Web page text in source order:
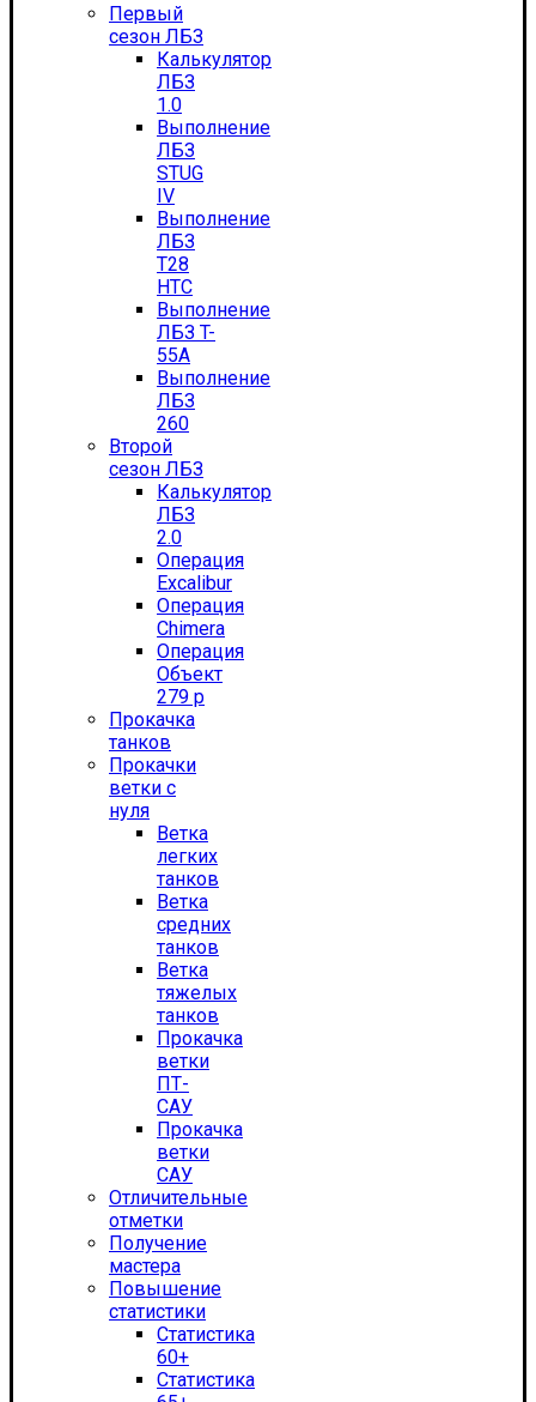
Первый
сезон ЛБЗ
Калькулятор
ЛБЗ
1.0
Выполнение
ЛБЗ
STUG
IV
Выполнение
ЛБЗ
T28
HTC
Выполнение
ЛБЗ T-
55А
Выполнение
ЛБЗ
260
Второй
сезон ЛБЗ
Калькулятор
ЛБЗ
2.0
Операция
Excalibur
Операция
Chimera
Операция
Объект
279 р
Прокачка
танков
Прокачки
ветки с
нуля
Ветка
легких
танков
Ветка
средних
танков
Ветка
тяжелых
танков
Прокачка
ветки
ПТ-
САУ
Прокачка
ветки
САУ
Отличительные
отметки
Получение
мастера
Повышение
статистики
Статистика
60+
Статистика